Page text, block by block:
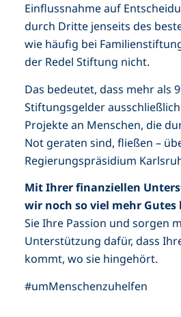
Einflussnahme auf
durch Dritte jenseits des
wie häufig bei
der Redel Stiftung nicht.
Das bedeutet, dass mehr als
Stiftungsgelder
Projekte an Menschen, die
Not geraten sind, fließen –
Regierungspräsidium
Mit Ihrer finanziellen
wir noch so viel mehr Gutes
Sie Ihre Passion und sorgen
Unterstützung dafür, dass
kommt, wo sie hingehört.
#umMenschenzuhelfen